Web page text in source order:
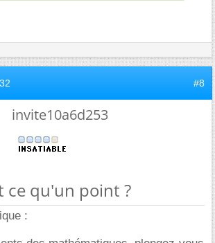
#8
invite10a6d253
ce qu'un point ?
: